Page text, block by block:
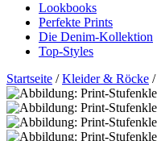
Lookbooks
Perfekte Prints
Die Denim-Kollektion
Top-Styles
Startseite /Kleider & Röcke /